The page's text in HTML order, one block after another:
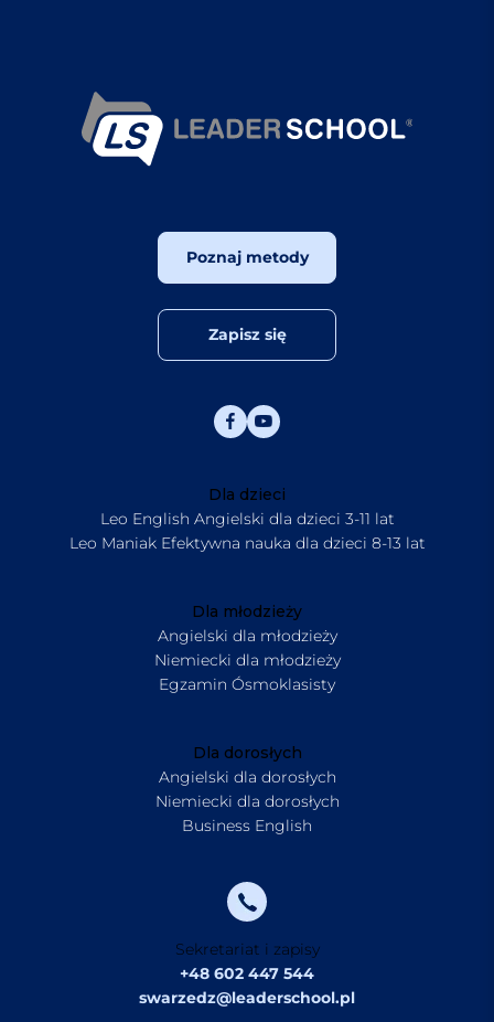
Poznaj metody
Zapisz się
Dla dzieci
Leo English Angielski dla dzieci 3-11 lat
Leo Maniak Efektywna nauka dla dzieci 8-13 lat
Dla młodzieży
Angielski dla młodzieży
Niemiecki dla młodzieży
Egzamin Ósmoklasisty
Dla dorosłych
Angielski dla dorosłych
Niemiecki dla dorosłych
Business English
Sekretariat i zapisy
+48 602 447 544
swarzedz@leaderschool.pl